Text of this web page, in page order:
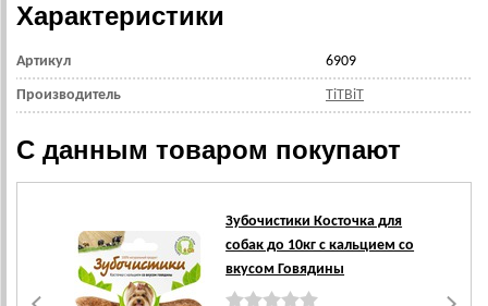
Характеристики
Артикул 6909
Производитель TiTBiT
С данным товаром покупают
Зубочистики Косточка для
собак до 10кг с кальцием со
вкусом Говядины